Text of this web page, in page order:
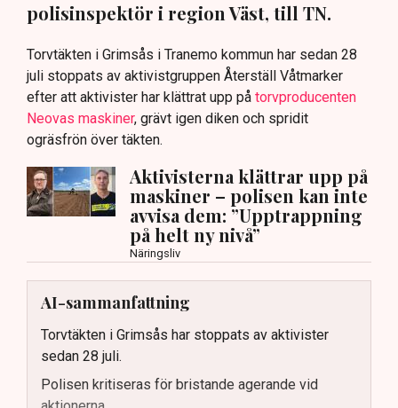
polisinspektör i region Väst, till TN.
Torvtäkten i Grimsås i Tranemo kommun har sedan 28
juli stoppats av aktivistgruppen Återställ Våtmarker
efter att aktivister har klättrat upp på torvproducenten
Neovas maskiner, grävt igen diken och spridit
ogräsfrön över täkten.
Aktivisterna klättrar upp på
maskiner – polisen kan inte
avvisa dem: ”Upptrappning
på helt ny nivå”
Näringsliv
AI-sammanfattning
Torvtäkten i Grimsås har stoppats av aktivister
sedan 28 juli.
Polisen kritiseras för bristande agerande vid